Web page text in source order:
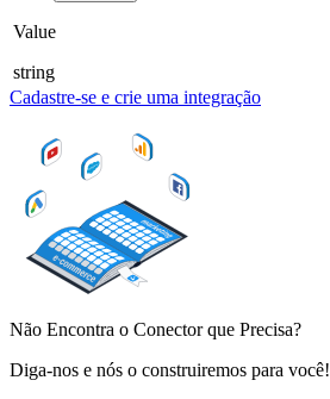
Value
string
Cadastre-se e crie uma integração
Não Encontra o Conector que Precisa?
Diga-nos e nós o construiremos para você!